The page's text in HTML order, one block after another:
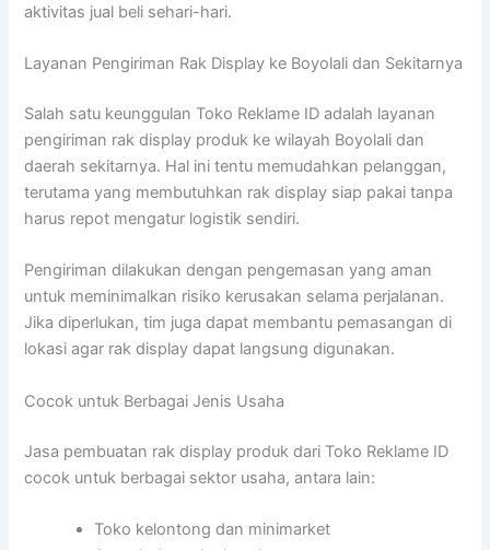
aktivitas jual beli sehari-hari.
Layanan Pengiriman Rak Display ke Boyolali dan Sekitarnya
Salah satu keunggulan Toko Reklame ID adalah layanan
pengiriman rak display produk ke wilayah Boyolali dan
daerah sekitarnya. Hal ini tentu memudahkan pelanggan,
terutama yang membutuhkan rak display siap pakai tanpa
harus repot mengatur logistik sendiri.
Pengiriman dilakukan dengan pengemasan yang aman
untuk meminimalkan risiko kerusakan selama perjalanan.
Jika diperlukan, tim juga dapat membantu pemasangan di
lokasi agar rak display dapat langsung digunakan.
Cocok untuk Berbagai Jenis Usaha
Jasa pembuatan rak display produk dari Toko Reklame ID
cocok untuk berbagai sektor usaha, antara lain:
Toko kelontong dan minimarket